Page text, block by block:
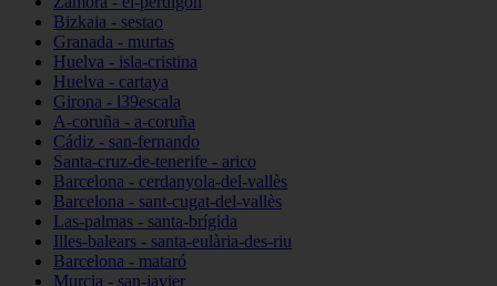
Bizkaia - sestao
Granada - murtas
Huelva - isla-cristina
Huelva - cartaya
Girona - l39escala
A-coruña - a-coruña
Cádiz - san-fernando
Santa-cruz-de-tenerife - arico
Barcelona - cerdanyola-del-vallès
Barcelona - sant-cugat-del-vallès
Las-palmas - santa-brígida
Illes-balears - santa-eulària-des-riu
Barcelona - mataró
Murcia - san-javier